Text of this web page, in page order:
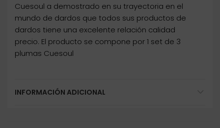
Cuesoul a demostrado en su trayectoria en el
mundo de dardos que todos sus productos de
dardos tiene una excelente relación calidad
precio. El producto se compone por 1 set de 3
plumas Cuesoul
INFORMACIÓN ADICIONAL